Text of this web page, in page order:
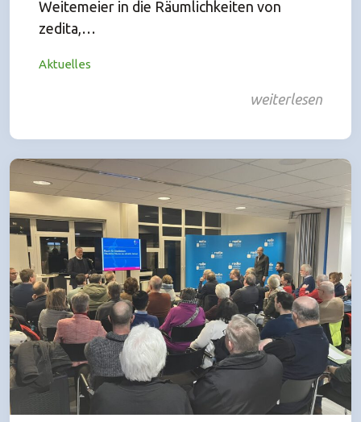
Weitemeier in die Räumlichkeiten von
zedita,…
Aktuelles
weiterlesen